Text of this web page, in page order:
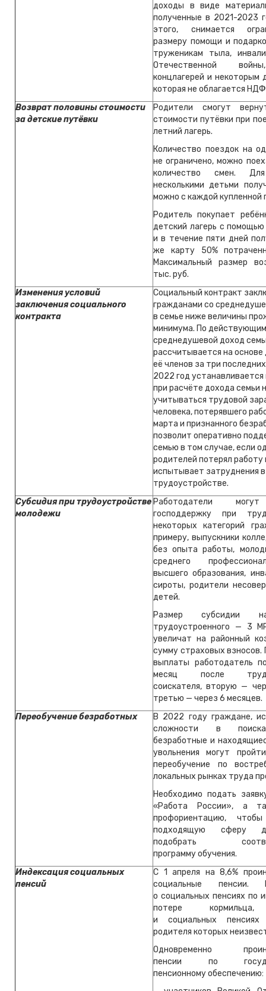
доходы в виде
полученные в 2021-2023
этого, снимается
размеру помощи и
труженикам тыла,
Отечественной
концлагерей и некоторым
которая не облагается
Возврат половины стоимости
за детские путёвки
Родители смогут
стоимости путёвки при
летний лагерь.
Количество поездок на
не ограничено, можно
количество смен.
несколькими детьми
можно с каждой купленной
Родитель покупает
детский лагерь с
и в течение пяти дней
же карту 50%
Максимальный размер
тыс. руб.
Изменения условий
заключения социального
контракта
Социальный контракт
гражданами со
в семье ниже величины
минимума. По
среднедушевой доход
рассчитывается на основе
её членов за три
2022 год
при расчёте дохода семьи
учитываться трудовой
человека, потерявшего
марта и признанного
позволит оперативно
семью в том случае, если
родителей потерял работу
испытывает затруднения в
трудоустройстве.
Субсидия при трудоустройстве
молодежи
Работодатели
господдержку при
некоторых категорий
примеру, выпускники
без опыта работы,
среднего
высшего образования,
сироты, родители
детей.
Размер субсидии
трудоустроенного — 3
увеличат на районный
сумму страховых взносов.
выплаты работодатель
месяц после
соискателя, вторую —
третью — через 6 месяцев.
Переобучение безработных
В 2022 году граждане,
сложности в
безработные и
увольнения могут
переобучение по
локальных рынках труда
Необходимо подать
«Работа России», а
профориентацию, чтобы
подходящую сферу
подобрать
программу обучения.
Индексация социальных
пенсий
С 1 апреля на 8,6%
социальные пенсии.
о социальных пенсиях по
потере кормильца,
и социальных
родителя которых
Одновременно
пенсии по
пенсионному обеспечению: